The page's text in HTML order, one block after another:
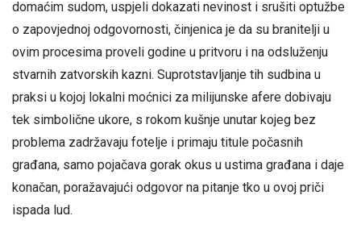
domaćim sudom, uspjeli dokazati nevinost i srušiti optužbe
o zapovjednoj odgovornosti, činjenica je da su branitelji u
ovim procesima proveli godine u pritvoru i na odsluženju
stvarnih zatvorskih kazni. Suprotstavljanje tih sudbina u
praksi u kojoj lokalni moćnici za milijunske afere dobivaju
tek simbolične ukore, s rokom kušnje unutar kojeg bez
problema zadržavaju fotelje i primaju titule počasnih
građana, samo pojačava gorak okus u ustima građana i daje
konačan, poražavajući odgovor na pitanje tko u ovoj priči
ispada lud.